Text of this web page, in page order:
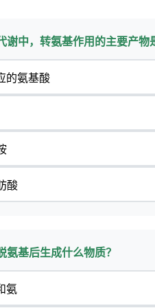
谢中，转氨基作用的主要产物
的氨基酸
酸
氨基后生成什么物质？
氨